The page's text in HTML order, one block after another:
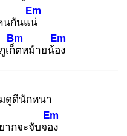
นกันแน่
Em
เก็ต
Bm
หม้ายน้อง
Em
ดูดีนักหนา
ากจะจับจอง
Em